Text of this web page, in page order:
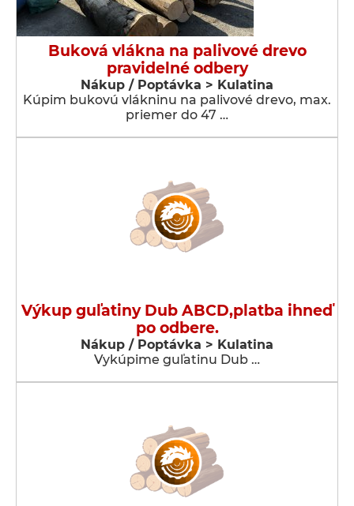
Buková vlákna na palivové drevo
pravidelné odbery
Nákup / Poptávka > Kulatina
Kúpim bukovú vlákninu na palivové drevo, max.
priemer do 47 …
Výkup guľatiny Dub ABCD,platba ihneď
po odbere.
Nákup / Poptávka > Kulatina
Vykúpime guľatinu Dub …